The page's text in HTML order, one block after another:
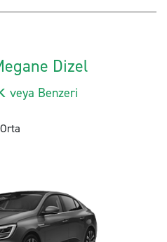
Dizel
veya Benzeri
Orta